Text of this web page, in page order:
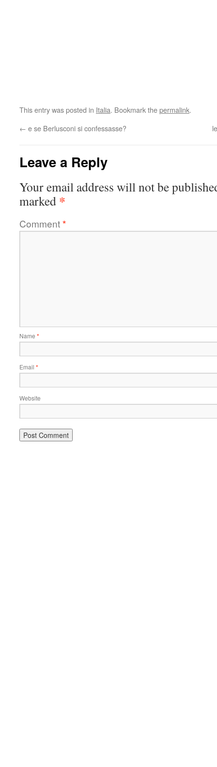
This entry was posted in Italia. Bookmark thepermalink.
← e se Berlusconi si confessasse?
Leave a Reply
Your email address will not be
marked *
Comment*
Name *
Email *
Website